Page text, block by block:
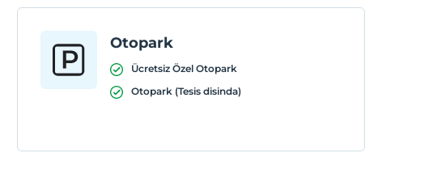
Otopark
Ücretsiz Özel Otopark
Otopark (Tesis disinda)